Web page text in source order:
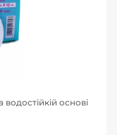
водостійкій основі